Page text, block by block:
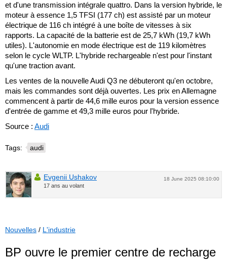
et d'une transmission intégrale quattro. Dans la version hybride, le
moteur à essence 1,5 TFSI (177 ch) est assisté par un moteur
électrique de 116 ch intégré à une boîte de vitesses à six
rapports. La capacité de la batterie est de 25,7 kWh (19,7 kWh
utiles). L'autonomie en mode électrique est de 119 kilomètres
selon le cycle WLTP. L'hybride rechargeable n'est pour l'instant
qu'une traction avant.
Les ventes de la nouvelle Audi Q3 ne débuteront qu'en octobre,
mais les commandes sont déjà ouvertes. Les prix en Allemagne
commencent à partir de 44,6 mille euros pour la version essence
d'entrée de gamme et 49,3 mille euros pour l'hybride.
Source : Audi
Tags: audi
18 June 2025 08:10:00
Evgenii Ushakov
17 ans au volant
Nouvelles / L'industrie
BP ouvre le premier centre de recharge